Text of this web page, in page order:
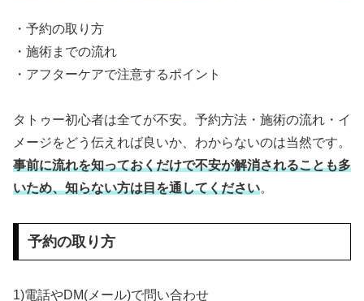
・予約の取り方
・施術までの流れ
・アフターケアで注意するポイント
タトゥー初心者は全てが不安。予約方法・施術の流れ・イ
メージをどう伝えれば良いか、わからないのは当然です。
事前に流れを知っておくだけで不安が解消されることも多
いため、知らない方は目を通してください。
予約の取り方
1)電話やDM(メール)で問い合わせ